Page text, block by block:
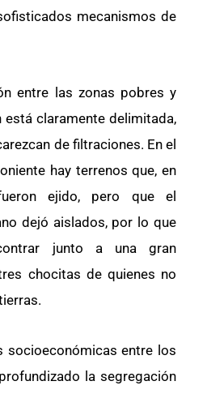
mecanismos de
entre las zonas pobres y
está claramente delimitada,
de filtraciones. En el
hay terrenos que, en
ejido, pero que el
dejó aislados, por lo que
junto a una gran
chocitas de quienes no
socioeconómicas entre los
la segregación